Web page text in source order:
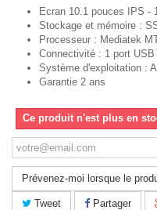
Ecran 10.1 pouces IPS -
Stockage et mémoire :
Processeur : Mediatek
Connectivité : 1 port USB
Système d'exploitation :
Garantie 2 ans
Ce produit n'est plus en
Prévenez-moi lorsque le
Tweet Partager